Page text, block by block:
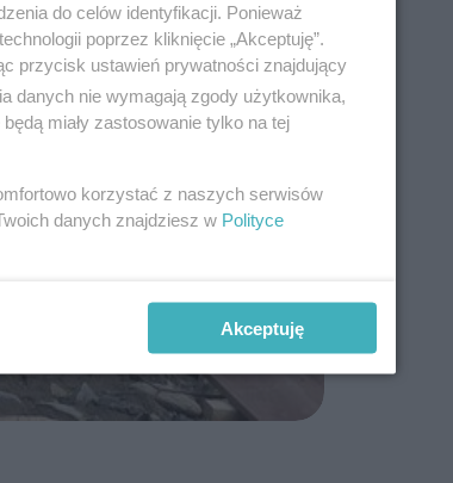
do celów identyfikacji. Ponieważ
poprzez kliknięcie „Akceptuję”.
przycisk ustawień prywatności znajdujący
danych nie wymagają zgody użytkownika,
miały zastosowanie tylko na tej
korzystać z naszych serwisów
danych znajdziesz w Polityce
Akceptuję